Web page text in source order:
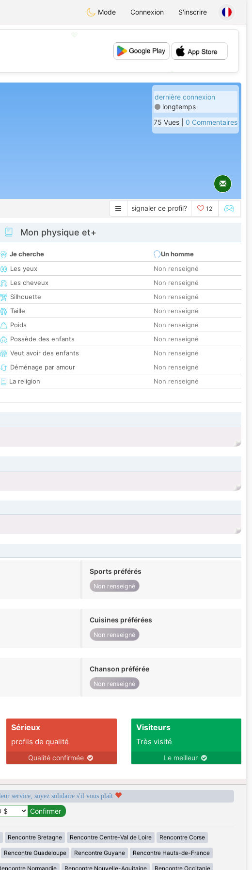
Mode Connexion S'inscrire
💕
dernière connexion
longtemps
75 Vues | 0 Commentaires
signaler ce profil? 12
Mon physique et+
Je cherche
Un homme
Les yeux
Non renseigné
Les cheveux
Non renseigné
Silhouette
Non renseigné
Taille
Non renseigné
Poids
Non renseigné
Possède des enfants
Non renseigné
Veut avoir des enfants
Non renseigné
Déménage par amour
Non renseigné
La religion
Non renseigné
Sports préférés
Non renseigné
Cuisines préférées
Non renseigné
Chanson préférée
Non renseigné
Sérieux
profils de qualité
Qualité confirmée
Visiteurs
Très visité
Le meilleur
service, soyez solidaire s'il vous plaît
Rencontre Bretagne Rencontre Centre-Val de Loire Rencontre Corse
Rencontre Guadeloupe Rencontre Guyane Rencontre Hauts-de-France
Normandie Rencontre Nouvelle-Aquitaine Rencontre Occitanie